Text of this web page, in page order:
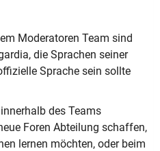
Moderatoren Team sind
die Sprachen seiner
Sprache sein sollte
des Teams
Foren Abteilung schaffen,
lernen möchten, oder beim